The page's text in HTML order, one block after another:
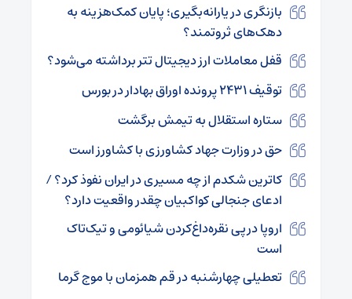
بازنگری در یارانه‌بگیری؛ پایان کمک‌هزینه به
دهک‌های ثروتمند؟
قفل معاملات ارز دیجیتال تتر برداشته می‌شود؟
توقیف ۲۴۳۱ پرونده اوراق بهادار در بورس
ستاره استقلال به تیمش برگشت
حق در وزارت جهاد کشاورزی با کشاورز است
کاترین شکدم از چه مسیری در ایران نفوذ کرد؟ /
ادعای جنجالی کواکبیان چقدر واقعیت دارد؟
اروپا درپی نقره‌داغ‌کردن شیائومی و تیک‌تاک
است
تعطیلی چهارشنبه در قم همزمان با موج گرما